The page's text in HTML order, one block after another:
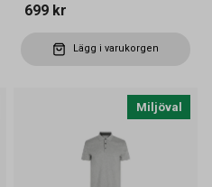
699 kr
Lägg i varukorgen
Miljöval